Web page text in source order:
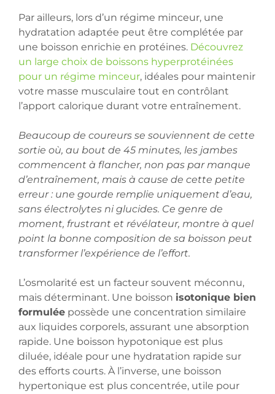
Par ailleurs, lors d’un régime minceur, une
hydratation adaptée peut être complétée par
une boisson enrichie en protéines. Découvrez
un large choix de boissons hyperprotéinées
pour un régime minceur, idéales pour maintenir
votre masse musculaire tout en contrôlant
l’apport calorique durant votre entraînement.
Beaucoup de coureurs se souviennent de cette
sortie où, au bout de 45 minutes, les jambes
commencent à flancher, non pas par manque
d’entraînement, mais à cause de cette petite
erreur : une gourde remplie uniquement d’eau,
sans électrolytes ni glucides. Ce genre de
moment, frustrant et révélateur, montre à quel
point la bonne composition de sa boisson peut
transformer l’expérience de l’effort.
L’osmolarité est un facteur souvent méconnu,
mais déterminant. Une boisson isotonique bien
formulée possède une concentration similaire
aux liquides corporels, assurant une absorption
rapide. Une boisson hypotonique est plus
diluée, idéale pour une hydratation rapide sur
des efforts courts. À l’inverse, une boisson
hypertonique est plus concentrée, utile pour